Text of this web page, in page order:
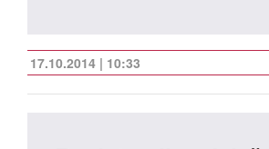
17.10.2014 | 10:33